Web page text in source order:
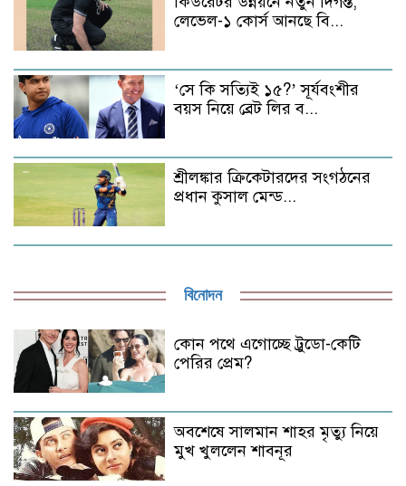
লেভেল-১ কোর্স আনছে বি...
‘সে কি সত্যিই ১৫?’ সূর্যবংশীর
বয়স নিয়ে ব্রেট লির ব...
শ্রীলঙ্কার ক্রিকেটারদের সংগঠনের
প্রধান কুসাল মেন্ড...
বিনোদন
কোন পথে এগোচ্ছে ট্রুডো-কেটি
পেরির প্রেম?
অবশেষে সালমান শাহর মৃত্যু নিয়ে
মুখ খুললেন শাবনূর